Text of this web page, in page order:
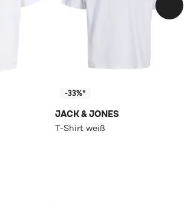
-33%*
JACK & JONES
T-Shirt weiß